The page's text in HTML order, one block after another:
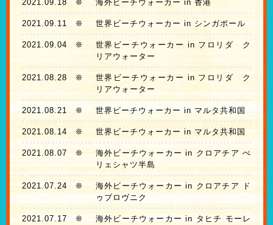
2021.09.18 ❊ 海外ビーチウォーカー in 香港
2021.09.11❊ 世界ビーチウォーカー in シンガポール
2021.09.04 ❊
世界ビーチウォーカー in フロリダ ク
リアウォーター
2021.08.28 ❊
世界ビーチウォーカー in フロリダ ク
リアウォーター
2021.08.21 ❊ 世界ビーチウォーカー in マルタ共和国
2021.08.14❊ 世界ビーチウォーカー in マルタ共和国
2021.08.07❊
海外ビーチウォーカー in クロアチア ぺ
リェシャツ半島
2021.07.24 ❊
海外ビーチウォーカー in クロアチア ド
ゥブロヴニク
2021.07.17 ❊
海外ビーチウォーカー in タヒチ モーレ